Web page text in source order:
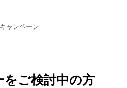
ャンペーン
をご検討中の方